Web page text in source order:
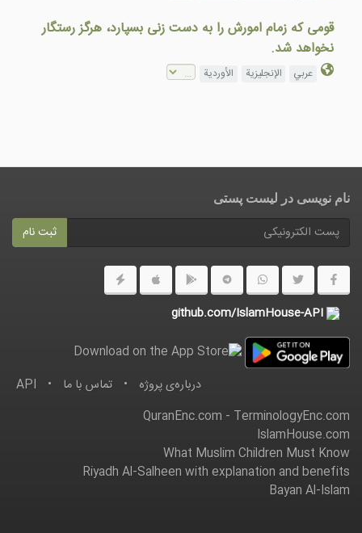
قومی كه زمام امورش را به دست زنی بسپارد، هرگز رستگار
نخواهد شد.
عربي الإنجليزية الأوردية
نام نویسی در ليست پستى
ثبت نام
github.com/IslamHouse-API
درباره‌ى پروژه • تماس با ما •
API
QuranEnc.com - TerminologyEnc.com
IslamHouse.com
What Muslim Children Must Know
Riyadh Al-Salheen with explanation and benefits
Bayan Al-Islam